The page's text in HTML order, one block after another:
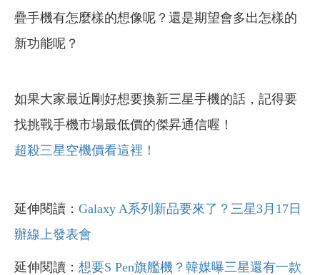
疊手機有怎麼樣的想像呢？還是期望會多出怎樣的
新功能呢？
如果大家最近剛好想要換新三星手機的話，記得要
找挑戰手機市場最低價的傑昇通信喔！
超殺三星空機價看這裡！
延伸閱讀： Galaxy A系列新品要來了？三星3月17日
辦線上發表會
延伸閱讀： 想要S Pen旗艦機？韓媒曝三星還有一款